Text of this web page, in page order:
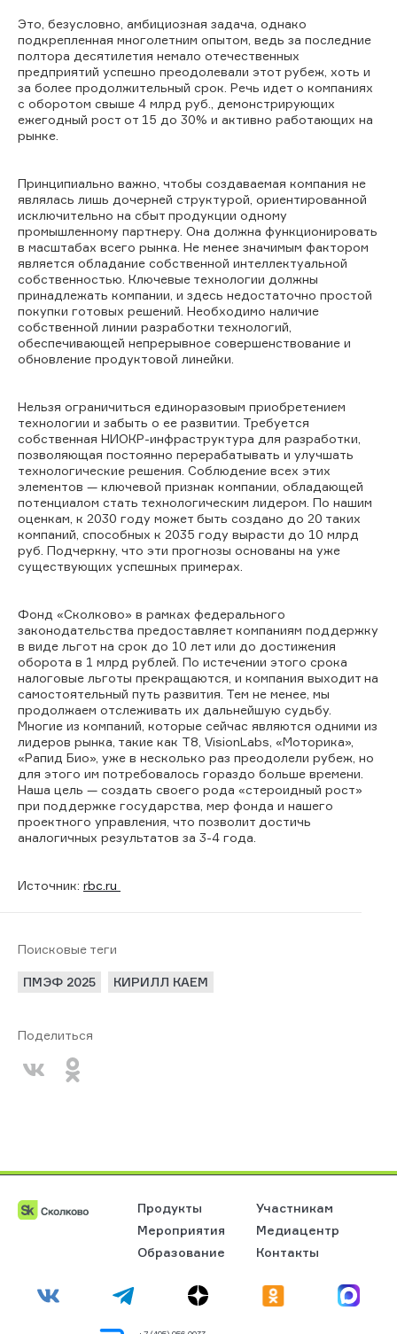
Это, безусловно, амбициозная задача, однако
подкрепленная многолетним опытом, ведь за последние
полтора десятилетия немало отечественных
предприятий успешно преодолевали этот рубеж, хоть и
за более продолжительный срок. Речь идет о компаниях
с оборотом свыше 4 млрд руб., демонстрирующих
ежегодный рост от 15 до 30% и активно работающих на
рынке.
Принципиально важно, чтобы создаваемая компания не
являлась лишь дочерней структурой, ориентированной
исключительно на сбыт продукции одному
промышленному партнеру. Она должна функционировать
в масштабах всего рынка. Не менее значимым фактором
является обладание собственной интеллектуальной
собственностью. Ключевые технологии должны
принадлежать компании, и здесь недостаточно простой
покупки готовых решений. Необходимо наличие
собственной линии разработки технологий,
обеспечивающей непрерывное совершенствование и
обновление продуктовой линейки.
Нельзя ограничиться единоразовым приобретением
технологии и забыть о ее развитии. Требуется
собственная НИОКР-инфраструктура для разработки,
позволяющая постоянно перерабатывать и улучшать
технологические решения. Соблюдение всех этих
элементов — ключевой признак компании, обладающей
потенциалом стать технологическим лидером. По нашим
оценкам, к 2030 году может быть создано до 20 таких
компаний, способных к 2035 году вырасти до 10 млрд
руб. Подчеркну, что эти прогнозы основаны на уже
существующих успешных примерах.
Фонд «Сколково» в рамках федерального
законодательства предоставляет компаниям поддержку
в виде льгот на срок до 10 лет или до достижения
оборота в 1 млрд рублей. По истечении этого срока
налоговые льготы прекращаются, и компания выходит на
самостоятельный путь развития. Тем не менее, мы
продолжаем отслеживать их дальнейшую судьбу.
Многие из компаний, которые сейчас являются одними из
лидеров рынка, такие как T8, VisionLabs, «Моторика»,
«Рапид Био», уже в несколько раз преодолели рубеж, но
для этого им потребовалось гораздо больше времени.
Наша цель — создать своего рода «стероидный рост»
при поддержке государства, мер фонда и нашего
проектного управления, что позволит достичь
аналогичных результатов за 3-4 года.
Источник: rbc.ru
Поисковые теги
ПМЭФ 2025 КИРИЛЛ КАЕМ
Поделиться
Продукты
Участникам
Мероприятия
Медиацентр
Образование
Контакты